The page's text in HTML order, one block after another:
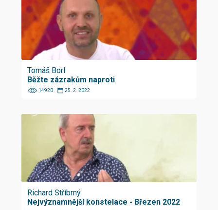
Tomáš Borl
Běžte zázrakům naproti
14920 25. 2. 2022
Richard Stříbrný
Nejvýznamnější konstelace - Březen 2022